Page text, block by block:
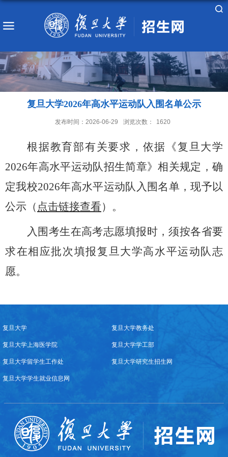
复旦大学2026年高水平运动队入围名单公示
发布时间：2026-06-29 浏览次数： 1620
根据教育部有关要求，依据《复旦大学
2026年高水平运动队招生简章》相关规定，确
定我校2026年高水平运动队入围名单，现予以
公示（ 点击链接查看）。
入围考生在高考志愿填报时，须按各省要
求在相应批次填报复旦大学高水平运动队志
愿。
复旦大学 复旦大学教务处
复旦大学上海医学院 复旦大学学工部
复旦大学留学生工作处 复旦大学研究生招生网
复旦大学学生就业信息网